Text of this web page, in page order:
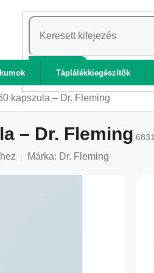
KERESÉS
Táplálékkiegészítők
kapszula – Dr. Fleming
– Dr. Fleming 6831
Márka: Dr. Fleming